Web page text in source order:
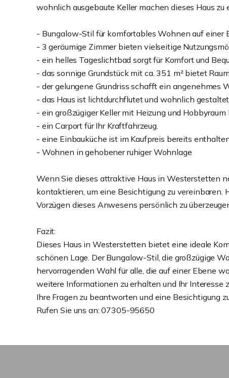
wohnlich ausgebaute Keller machen dieses Haus zu
- Bungalow-Stil für komfortables Wohnen auf einer
- 3 geräumige Zimmer bieten vielseitige
- ein helles Tageslichtbad sorgt für Komfort und
- das sonnige Grundstück mit ca. 351 m² bietet
- der gelungene Grundriss schafft ein angenehmes
- das Haus ist lichtdurchflutet und wohnlich
- ein großzügiger Keller mit Heizung und
- ein Carport für Ihr Kraftfahrzeug.
- eine Einbauküche ist im Kaufpreis bereits
- Wohnen in gehobener ruhiger Wohnlage
Wenn Sie dieses attraktive Haus in Westerstetten
kontaktieren, um eine Besichtigung zu vereinbaren.
Vorzügen dieses Anwesens persönlich zu
Fazit:
Dieses Haus in Westerstetten bietet eine ideale
schönen Lage. Der Bungalow-Stil, die großzügige
hervorragenden Wahl für alle, die auf einer Ebene
weitere Informationen zu erhalten und Ihr Interesse
Ihre Fragen zu beantworten und eine Besichtigung
Rufen Sie uns an: 07305-95650